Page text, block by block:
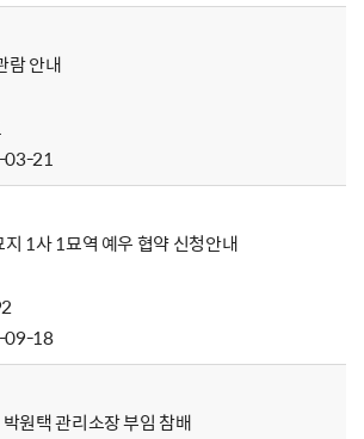
람 안내
21
1사 1묘역 예우 협약 신청안내
18
원택 관리소장 부임 참배